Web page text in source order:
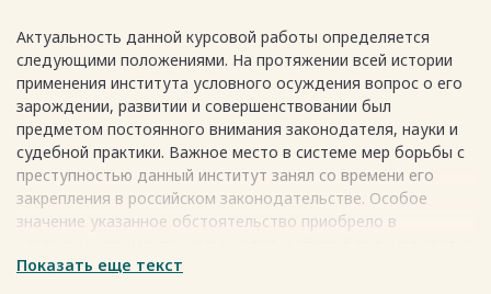
Актуальность данной курсовой работы определяется
следующими положениями. На протяжении всей истории
применения института условного осуждения вопрос о его
зарождении, развитии и совершенствовании был
предметом постоянного внимания законодателя, науки и
судебной практики. Важное место в системе мер борьбы с
преступностью данный институт занял со времени его
закрепления в российском законодательстве. Особое
значение указанное обстоятельство приобрело в
межотраслевого. Сейчас вопросы, касающиеся назначения
Показать еще текст